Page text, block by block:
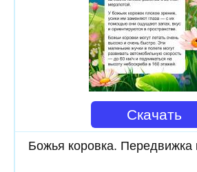
Скачать
Божья коровка. Передвижка